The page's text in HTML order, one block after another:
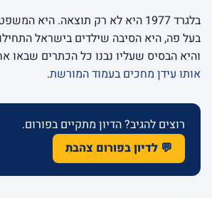
בלגרד 1977 היא לא רק תוצאה. היא
בעל פה, היא הסיבה שילדים בישראל
והיא הבסיס שעליו נבנו כל הכתרים שבאו
אותו עידן מחכים בעמוד המורשת.
רוצים להגיב? הדיון מתקיים בפורום.
💬 לדיון בפורום צהבת